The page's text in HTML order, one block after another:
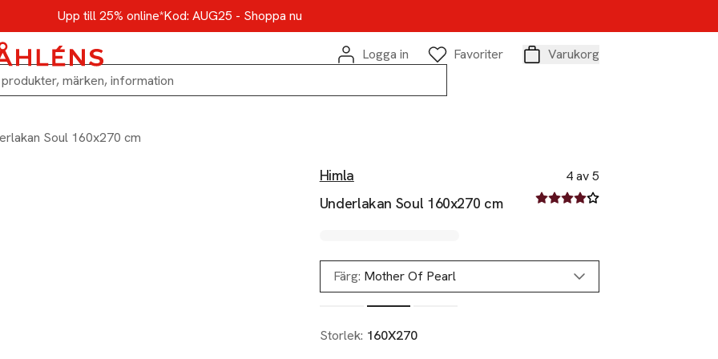
Upp till 25% online*Kod: AUG25 - Shoppa nu
Logga in
Favoriter
Varukorg
Soul 160x270 cm
Himla
Underlakan Soul 160x270 cm
4 av 5
4 av fem stjärnor
Färg: Mother Of Pearl
Storlek: 160X270